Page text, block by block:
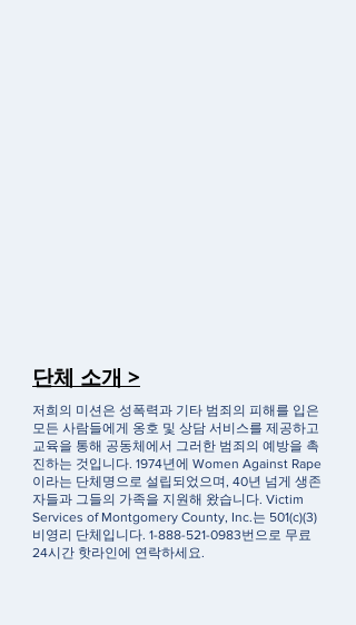
단체 소개 >
저희의 미션은 성폭력과 기타 범죄의 피해를 입은
모든 사람들에게 옹호 및 상담 서비스를 제공하고
교육을 통해 공동체에서 그러한 범죄의 예방을 촉
진하는 것입니다. 1974년에 Women Against Rape
이라는 단체명으로 설립되었으며, 40년 넘게 생존
자들과 그들의 가족을 지원해 왔습니다. Victim
Services of Montgomery County, Inc.는 501(c)(3)
비영리 단체입니다. 1-888-521-0983번으로 무료
24시간 핫라인에 연락하세요.